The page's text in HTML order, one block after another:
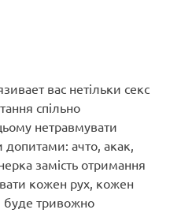
вас нетільки секс
спільно
нетравмувати
допитами: ачто, акак,
замість отримання
кожен рух, кожен
буде тривожно